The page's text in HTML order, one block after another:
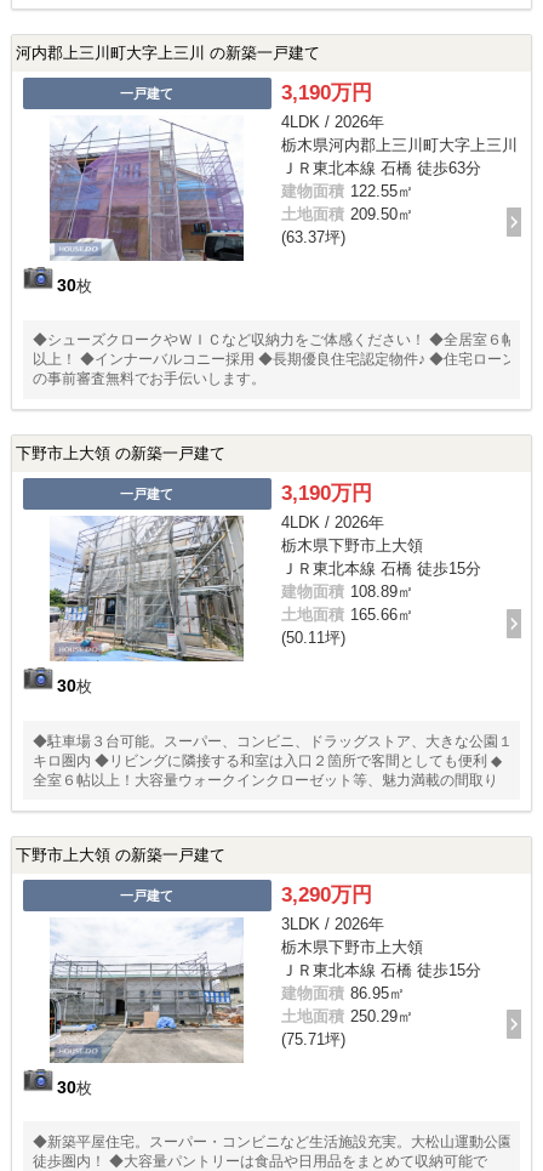
河内郡上三川町大字上三川 の新築一戸建て
一戸建て
30枚
3,190万円
4LDK / 2026年
栃木県河内郡上三川町大字上三川
ＪＲ東北本線 石橋 徒歩63分
建物面積 122.55㎡
土地面積 209.50㎡
(63.37坪)
◆シューズクロークやＷＩＣなど収納力をご体感ください！ ◆全居室６帖
以上！ ◆インナーバルコニー採用 ◆長期優良住宅認定物件♪ ◆住宅ローン
の事前審査無料でお手伝いします。
下野市上大領 の新築一戸建て
一戸建て
30枚
3,190万円
4LDK / 2026年
栃木県下野市上大領
ＪＲ東北本線 石橋 徒歩15分
建物面積 108.89㎡
土地面積 165.66㎡
(50.11坪)
◆駐車場３台可能。スーパー、コンビニ、ドラッグストア、大きな公園１
キロ圏内 ◆リビングに隣接する和室は入口２箇所で客間としても便利 ◆
全室６帖以上！大容量ウォークインクローゼット等、魅力満載の間取り
下野市上大領 の新築一戸建て
一戸建て
30枚
3,290万円
3LDK / 2026年
栃木県下野市上大領
ＪＲ東北本線 石橋 徒歩15分
建物面積 86.95㎡
土地面積 250.29㎡
(75.71坪)
◆新築平屋住宅。スーパー・コンビニなど生活施設充実。大松山運動公園
徒歩圏内！ ◆大容量パントリーは食品や日用品をまとめて収納可能で